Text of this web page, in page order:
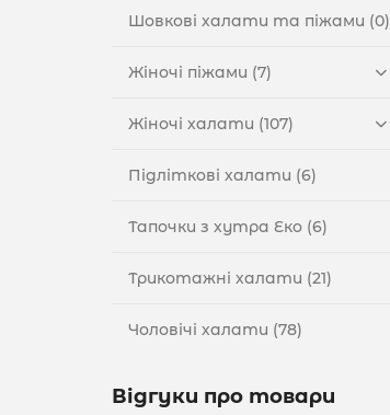
Шовкові халати та піжами (0)
Жіночі піжами (7)
Жіночі халати (107)
Підліткові халати (6)
Тапочки з хутра Еко (6)
Трикотажні халати (21)
Чоловічі халати (78)
Відгуки про товари